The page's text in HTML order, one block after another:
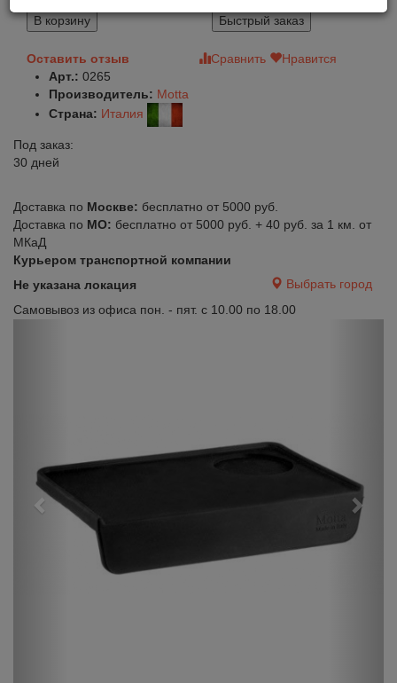
В корзину
Быстрый заказ
Оставить отзыв Сравнить
Нравится
Арт.: 0265
Производитель: Motta
Страна: Италия
Под заказ:
30 дней
Доставка по Москве: бесплатно от 5000 руб.
Доставка по МО: бесплатно от 5000 руб. + 40 руб. за 1 км. от
МКаД
Курьером транспортной компании
Не указана локация
Выбрать город
Самовывоз из офиса пон. - пят. с 10.00 по 18.00